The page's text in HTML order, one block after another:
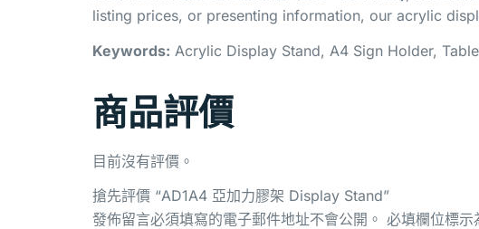
listing prices, or presenting information, our acrylic
Keywords: Acrylic Display Stand, A4 Sign Holder,
商品評價
目前沒有評價。
搶先評價 “AD1A4 亞加力膠架 Display Stand”
發佈留言必須填寫的電子郵件地址不會公開。 必填欄位標示